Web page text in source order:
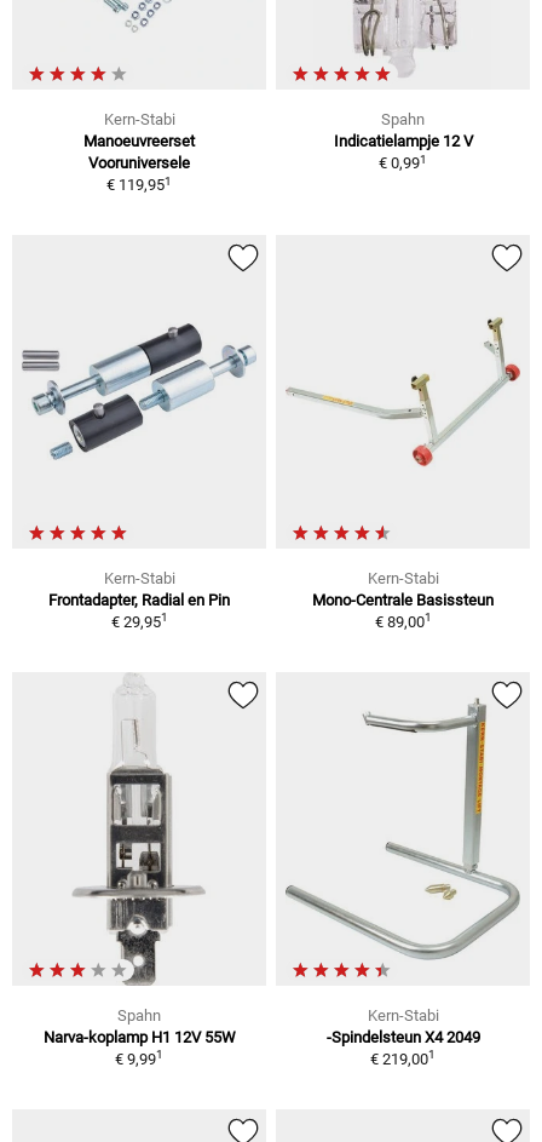
Kern-Stabi
Manoeuvreerset
Vooruniversele
€ 119,951
Spahn
Indicatielampje 12 V
€ 0,991
Kern-Stabi
Frontadapter, Radial en Pin
€ 29,951
Kern-Stabi
Mono-Centrale Basissteun
€ 89,001
Spahn
Narva-koplamp H1 12V 55W
€ 9,991
Kern-Stabi
-Spindelsteun X4 2049
€ 219,001